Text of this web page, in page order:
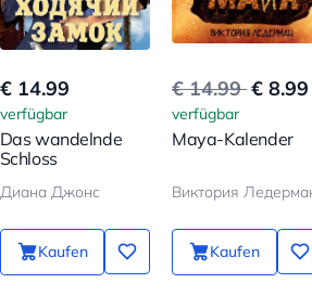
€ 14.99
verfügbar
Das wandelnde
Schloss
Диана Джонс
Kaufen
€ 14.99€ 8.99
verfügbar
Maya-Kalender
Виктория
Kaufen